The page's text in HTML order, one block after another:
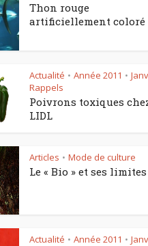
Thon rouge
artificiellement coloré
Actualité • Année 2011 •
Rappels
Poivrons toxiques
LIDL
Articles • Mode de culture
Le « Bio » et ses limites
Actualité • Année 2011 •